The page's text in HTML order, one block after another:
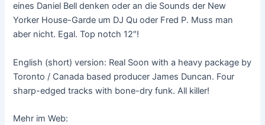
eines Daniel Bell denken oder an die Sounds der New
Yorker House-Garde um DJ Qu oder Fred P. Muss man
aber nicht. Egal. Top notch 12″!
English (short) version: Real Soon with a heavy package by
Toronto / Canada based producer James Duncan. Four
sharp-edged tracks with bone-dry funk. All killer!
Mehr im Web: